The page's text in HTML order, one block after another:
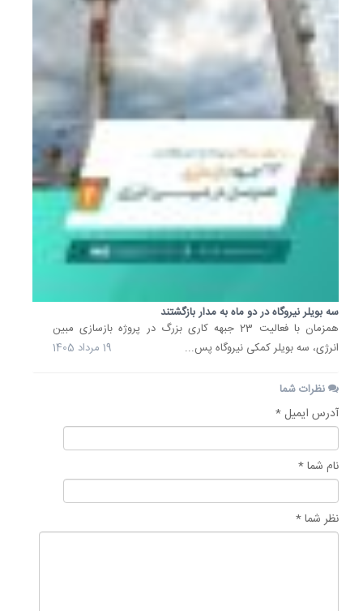
سه بویلر نیروگاه در دو ماه به مدار بازگشتند
همزمان با فعالیت 23 جبهه کاری بزرگ در پروژه بازسازی مبین
انرژی، سه بویلر کمکی نیروگاه پس...
19 مرداد 1405
نظرات شما
آدرس ایمیل *
نام شما *
نظر شما *